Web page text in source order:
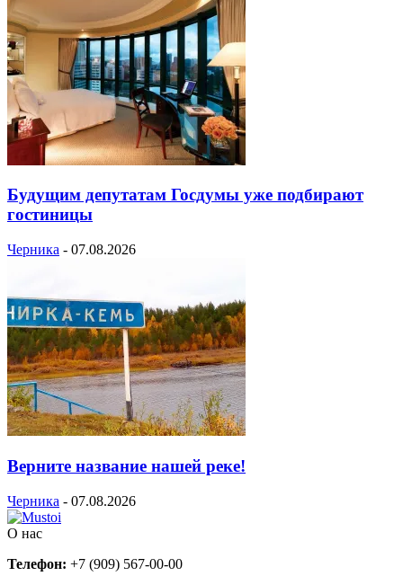
Будущим депутатам Госдумы уже подбирают
гостиницы
Черника - 07.08.2026
Верните название нашей реке!
Черника - 07.08.2026
О нас
Телефон: +7 (909) 567-00-00